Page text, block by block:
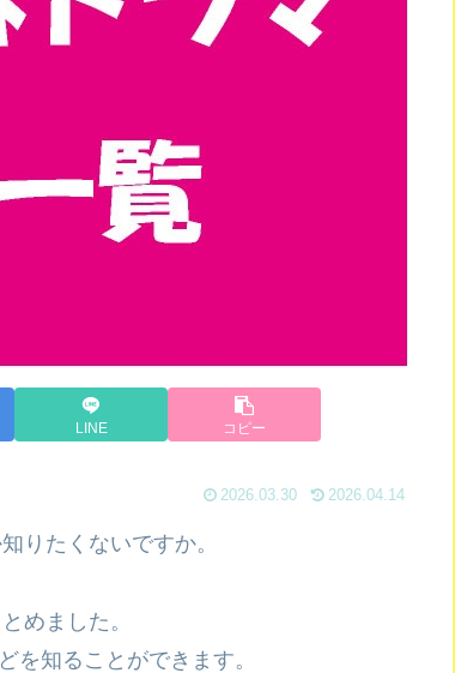
LINE コピー
2026.03.30 2026.04.14
りたくないですか。
めました。
を知ることができます。